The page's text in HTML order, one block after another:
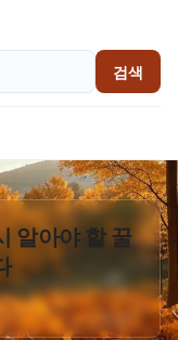
검색
알아야 할 꿀